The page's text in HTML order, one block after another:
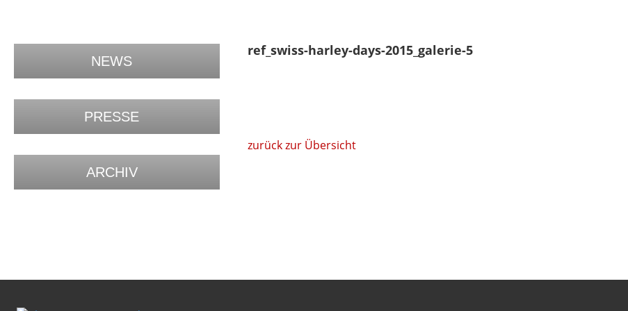
NEWS
PRESSE
ARCHIV
ref_swiss-harley-days-2015_galerie-5
zurück zur Übersicht